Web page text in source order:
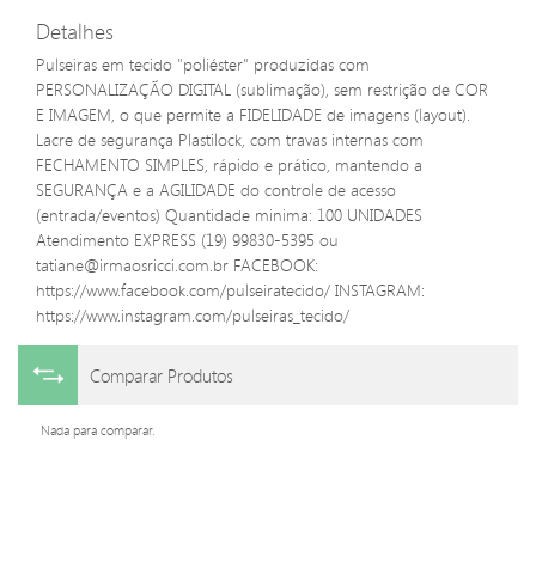
Detalhes
Pulseiras em tecido "poliéster" produzidas com
PERSONALIZAÇÃO DIGITAL (sublimação), sem restrição de COR
E IMAGEM, o que permite a FIDELIDADE de imagens (layout).
Lacre de segurança Plastilock, com travas internas com
FECHAMENTO SIMPLES, rápido e prático, mantendo a
SEGURANÇA e a AGILIDADE do controle de acesso
(entrada/eventos) Quantidade minima: 100 UNIDADES
Atendimento EXPRESS (19) 99830-5395 ou
tatiane@irmaosricci.com.br FACEBOOK:
https://www.facebook.com/pulseiratecido/ INSTAGRAM:
https://www.instagram.com/pulseiras_tecido/
Comparar Produtos
Nada para comparar.